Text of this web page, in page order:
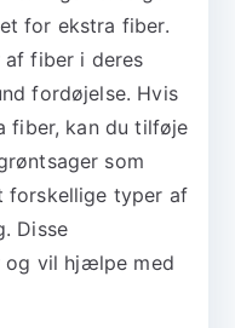
for ekstra fiber.
af fiber i deres
fordøjelse. Hvis
fiber, kan du tilføje
som
forskellige typer af
Disse
og vil hjælpe med